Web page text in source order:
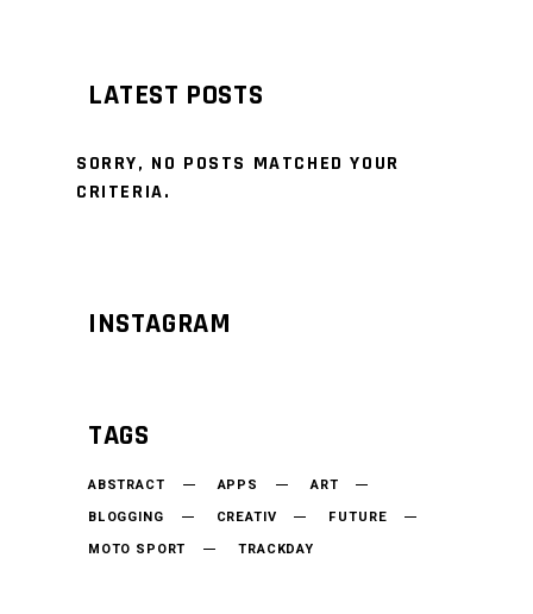
LATEST POSTS
SORRY, NO POSTS MATCHED YOUR
CRITERIA.
INSTAGRAM
TAGS
ABSTRACT APPS
ART
BLOGGING
CREATIV
FUTURE
MOTO SPORT
TRACKDAY